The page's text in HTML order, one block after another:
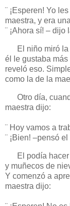
¨ ¡Esperen! Yo
maestra, y era
¨ ¡Ahora sí! – dijo
El niño miró
él le gustaba
reveló eso.
como la de la
Otro día,
maestra dijo:
¨ Hoy vamos a
¨ ¡Bien! –pensó
El podía
y muñecos de
Y comenzó a
maestra dijo: